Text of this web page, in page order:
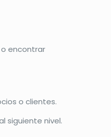
encontrar
o clientes.
siguiente nivel.